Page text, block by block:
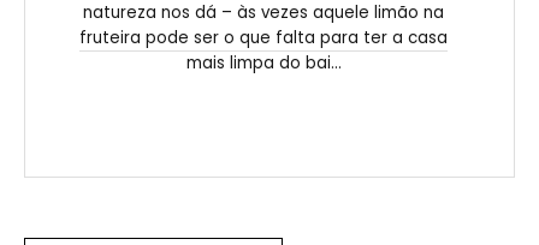
natureza nos dá – às vezes aquele limão na
fruteira pode ser o que falta para ter a casa
mais limpa do bai...